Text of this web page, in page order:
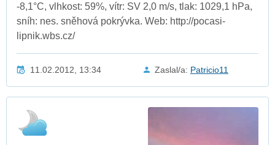
-8,1°C, vlhkost: 59%, vítr: SV 2,0 m/s, tlak: 1029,1 hPa,
sníh: nes. sněhová pokrývka. Web: http://pocasi-
lipnik.wbs.cz/
11.02.2012, 13:34 Zaslal/a: Patricio11